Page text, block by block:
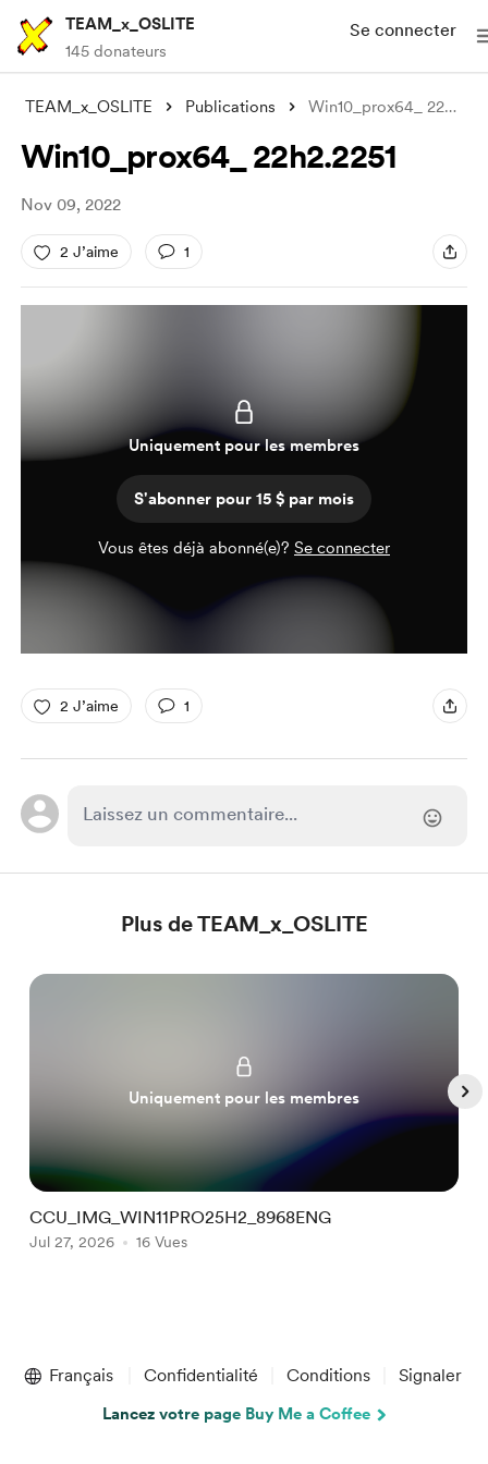
TEAM_x_OSLITE
145 donateurs
Se connecter
TEAM_x_OSLITE Publications Win10_prox64_ 22h2.2251
Win10_prox64_ 22h2.2251
Nov 09, 2022
2 J’aime 1
Uniquement pour les membres
S'abonner pour 15 $ par mois
Vous êtes déjà abonné(e)? Se connecter
2 J’aime 1
Plus de TEAM_x_OSLITE
Uniquement pour les membres
CCU_IMG_WIN11PRO25H2_8968ENG
Jul 27, 2026 16 Vues
of
Français Confidentialité Conditions Signaler
Lancez votre page Buy Me a Coffee